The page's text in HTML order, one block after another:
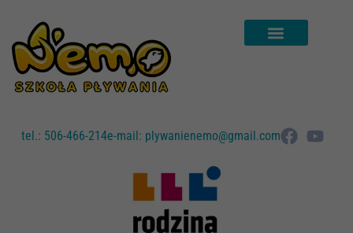
tel.: 506-466-214e-mail: plywanienemo@gmail.com